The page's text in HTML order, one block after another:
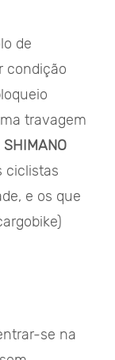
de
condição
travagem
SHIMANO
ciclistas
e os que
se na